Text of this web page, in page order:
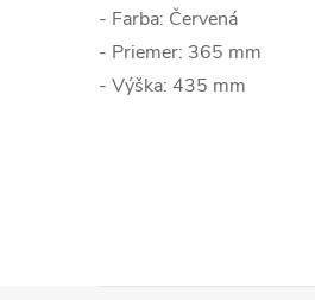
- Farba: Červená
- Priemer: 365 mm
- Výška: 435 mm